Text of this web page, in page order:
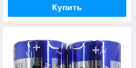
Купить